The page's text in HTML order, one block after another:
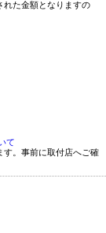
れた金額となりますの
て
。事前に取付店へご確